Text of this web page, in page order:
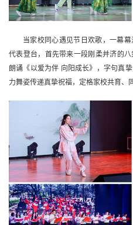
当家校同心遇见节日欢歌，一幕
代表登台，首先带来一段刚柔并济的
朗诵《以爱为伴 向阳成长》，字句真
力舞姿传递真挚祝福，定格家校共育、